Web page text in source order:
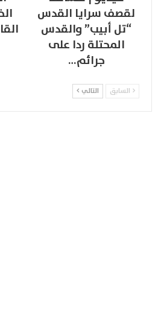
لقصف سرايا القدس
“تل أبيب” والقدس
المحتلة ردا على
جرائم…
السابق التالي